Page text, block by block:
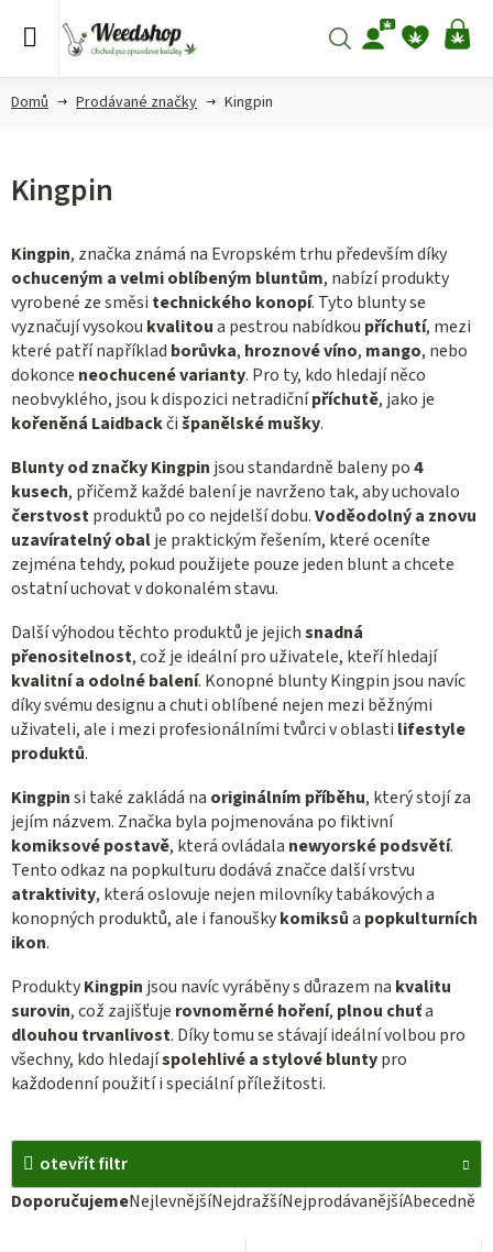
Hledat
Domů Prodávané značky Kingpin
Kingpin
Kingpin, značka známá na Evropském trhu především díky
ochuceným a velmi oblíbeným bluntům, nabízí produkty
vyrobené ze směsi technického konopí. Tyto blunty se
vyznačují vysokou kvalitoua pestrou nabídkou příchutí, mezi
které patří například borůvka, hroznové víno, mango, nebo
dokonce neochucené varianty. Pro ty, kdo hledají něco
neobvyklého, jsou k dispozici netradičnípříchutě, jako je
kořeněná Laidbackčišpanělské mušky.
Blunty od značky Kingpin jsou standardně baleny po4
kusech, přičemž každé balení je navrženo tak, aby uchovalo
čerstvostproduktů po co nejdelší dobu.Voděodolný a znovu
uzavíratelný obalje praktickým řešením, které oceníte
zejména tehdy, pokud použijete pouze jeden blunt a chcete
ostatní uchovat v dokonalém stavu.
Další výhodou těchto produktů je jejichsnadná
přenositelnost, což je ideální pro uživatele, kteří hledají
kvalitní a odolné balení. Konopné blunty Kingpin jsou navíc
díky svému designu a chuti oblíbené nejen mezi běžnými
uživateli, ale i mezi profesionálními tvůrci v oblasti lifestyle
produktů.
Kingpinsi také zakládá na originálním příběhu, který stojí za
jejím názvem. Značka byla pojmenována po fiktivní
komiksové postavě, která ovládala newyorské podsvětí.
Tento odkaz na popkulturu dodává značce další vrstvu
atraktivity, která oslovuje nejen milovníky tabákových a
konopných produktů, ale i fanouškykomiksůa popkulturních
ikon.
ProduktyKingpin jsou navíc vyráběny s důrazem na kvalitu
surovin, což zajišťuje rovnoměrné hoření, plnou chuťa
dlouhou trvanlivost. Díky tomu se stávají ideální volbou pro
všechny, kdo hledajíspolehlivé a stylové bluntypro
každodenní použití i speciální příležitosti.
otevřít filtr
Ř
DoporučujemeNejlevnějšíNejdražšíNejprodávanějšíAbecedně